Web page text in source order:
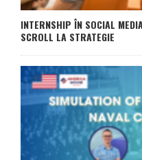
INTERNSHIP ÎN SOCIAL
SCROLL LA STRATEGIE